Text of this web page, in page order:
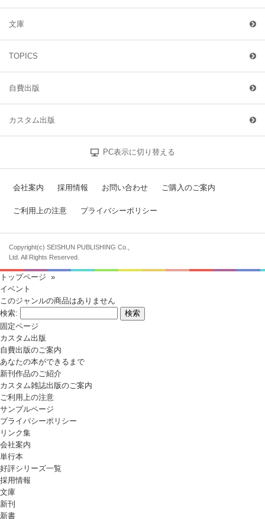
文庫
TOPICS
自費出版
カスタム出版
PC表示に切り替える
会社案内 採用情報 お問い合わせ ご購入のご案内
ご利用上の注意 プライバシーポリシー
Copyright(c) SEISHUN PUBLISHING Co.,
Ltd. All Rights Reserved.
トップページ »
イベント
このジャンルの商品はありません
検索:
固定ページ
カスタム出版
自費出版のご案内
あなたの本ができるまで
新刊作品のご紹介
カスタム雑誌出版のご案内
ご利用上の注意
サンプルページ
プライバシーポリシー
リンク集
会社案内
単行本
好評シリーズ一覧
採用情報
文庫
新刊
新書